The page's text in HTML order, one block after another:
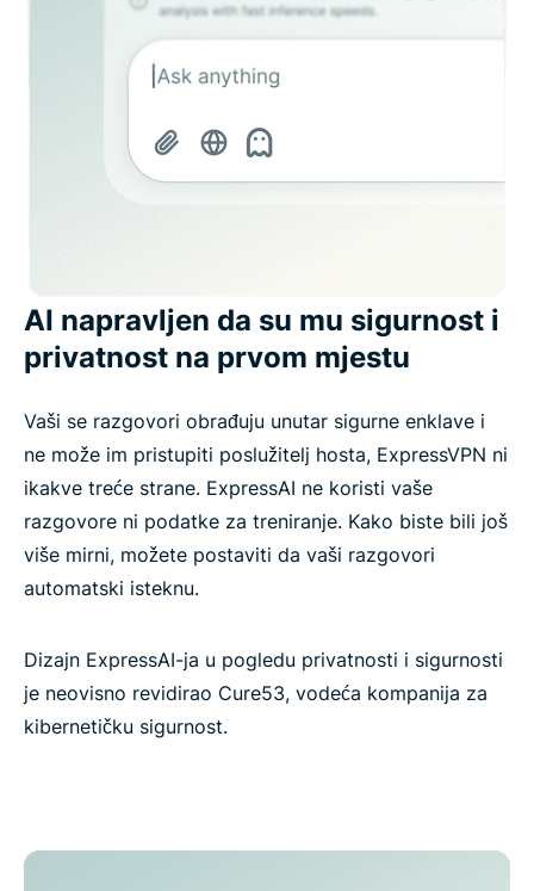
AI napravljen da su mu sigurnost i
privatnost na prvom mjestu
Vaši se razgovori obrađuju unutar sigurne enklave i
ne može im pristupiti poslužitelj hosta, ExpressVPN ni
ikakve treće strane. ExpressAI ne koristi vaše
razgovore ni podatke za treniranje. Kako biste bili još
više mirni, možete postaviti da vaši razgovori
automatski isteknu.
Dizajn ExpressAI-ja u pogledu privatnosti i sigurnosti
je neovisno revidirao Cure53, vodeća kompanija za
kibernetičku sigurnost.